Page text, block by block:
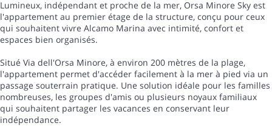
Lumineux, indépendant et proche de la mer, Orsa Minore Sky est
l'appartement au premier étage de la structure, conçu pour ceux
qui souhaitent vivre Alcamo Marina avec intimité, confort et
espaces bien organisés.
Situé Via dell'Orsa Minore, à environ 200 mètres de la plage,
l'appartement permet d'accéder facilement à la mer à pied via un
passage souterrain pratique. Une solution idéale pour les familles
nombreuses, les groupes d'amis ou plusieurs noyaux familiaux
qui souhaitent partager les vacances en conservant leur
indépendance.